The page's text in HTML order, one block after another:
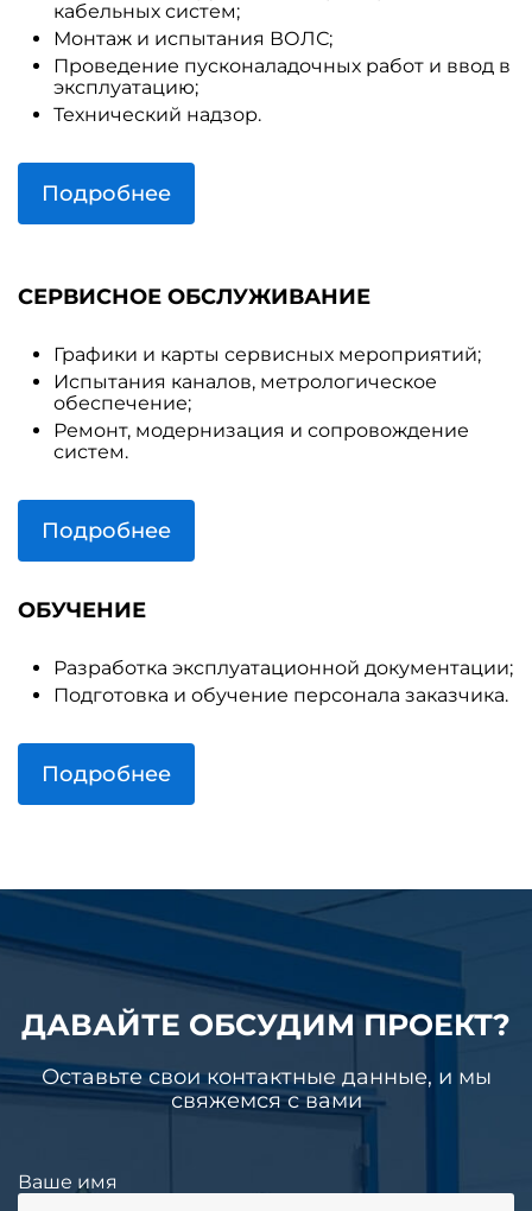
кабельных систем;
Монтаж и испытания ВОЛС;
Проведение пусконаладочных работ и ввод в
эксплуатацию;
Технический надзор.
Подробнее
СЕРВИСНОЕ ОБСЛУЖИВАНИЕ
Графики и карты сервисных мероприятий;
Испытания каналов, метрологическое
обеспечение;
Ремонт, модернизация и сопровождение
систем.
Подробнее
ОБУЧЕНИЕ
Разработка эксплуатационной документации;
Подготовка и обучение персонала заказчика.
Подробнее
ДАВАЙТЕ ОБСУДИМ ПРОЕКТ?
Оставьте свои контактные данные, и мы
свяжемся с вами
Ваше имя